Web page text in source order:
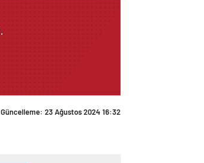
Güncelleme: 23 Ağustos 2024 16:32